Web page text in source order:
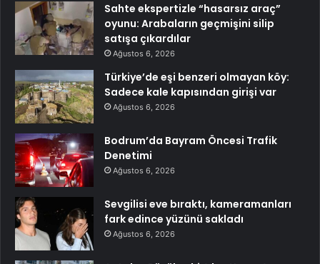
Sahte ekspertizle “hasarsız araç”
oyunu: Arabaların geçmişini silip
satışa çıkardılar
Ağustos 6, 2026
Türkiye’de eşi benzeri olmayan köy:
Sadece kale kapısından girişi var
Ağustos 6, 2026
Bodrum’da Bayram Öncesi Trafik
Denetimi
Ağustos 6, 2026
Sevgilisi eve bıraktı, kameramanları
fark edince yüzünü sakladı
Ağustos 6, 2026